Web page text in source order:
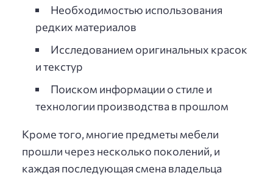
Необходимостью использования
редких материалов
Исследованием оригинальных красок
и текстур
Поиском информации о стиле и
технологии производства в прошлом
Кроме того, многие предметы мебели
прошли через несколько поколений, и
каждая последующая смена владельца